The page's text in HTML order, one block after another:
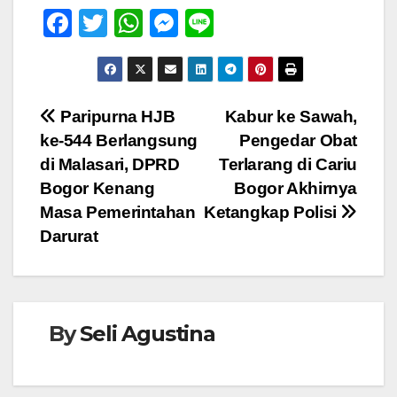
F
e
b
o
o
k
T
wi
tt
er
W
h
at
s
A
p
p
M
e
ss
n
g
n
e
Navigasi
pos
Kabur ke Sawah,
Pengedar Obat
Terlarang di Cariu
Bogor Akhirnya
Ketangkap Polisi
Paripurna HJB
ke-544 Berlangsung
di Malasari, DPRD
Bogor Kenang
Masa Pemerintahan
Darurat
BySeli Agustina